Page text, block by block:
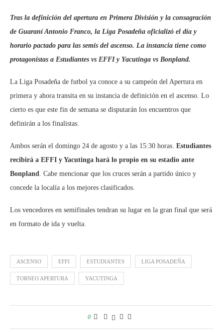
Tras la definición del apertura en Primera División y la consagración
de Guaraní Antonio Franco, la Liga Posadeña oficializó el día y
horario pactado para las semis del ascenso. La instancia tiene como
protagonistas a Estudiantes vs EFFI y Yacutinga vs Bonpland.
La Liga Posadeña de futbol ya conoce a su campeón del Apertura en
primera y ahora transita en su instancia de definición en el ascenso. Lo
cierto es que este fin de semana se disputarán los encuentros que
definirán a los finalistas.
Ambos serán el domingo 24 de agosto y a las 15:30 horas. Estudiantes
recibirá a EFFI y Yacutinga hará lo propio en su estadio ante
Bonpland. Cabe mencionar que los cruces serán a partido único y
concede la localía a los mejores clasificados.
Los vencedores en semifinales tendran su lugar en la gran final que será
en formato de ida y vuelta.
ASCENSO EFFI ESTUDIANTES LIGA POSADEÑA
TORNEO APERTURA YACUTINGA
0